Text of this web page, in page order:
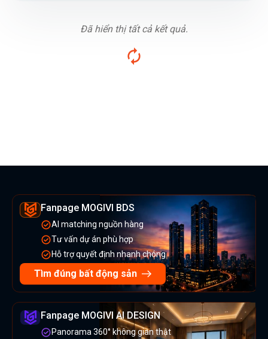
Đã hiển thị tất cả kết quả.
Fanpage MOGIVI BDS
AI matching nguồn hàng
Tư vấn dự án phù hợp
Hỗ trợ quyết định nhanh chóng
Tìm đúng bất động sản
Fanpage MOGIVI AI DESIGN
Panorama 360° không gian thật